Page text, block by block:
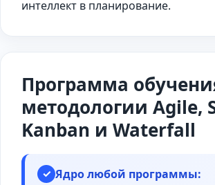
интеллект в планирование.
Программа
методологии Agile,
Kanban и Waterfall
✓ Ядро любой программы: